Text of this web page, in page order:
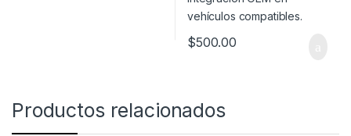
$500.00
Productos relacionados